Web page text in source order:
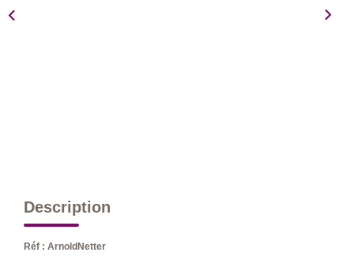
Description
Réf : ArnoldNetter